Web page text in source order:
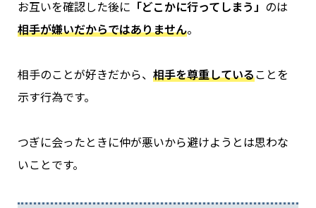
お互いを確認した後に 「どこかに行ってしまう」 のは
相手が嫌いだからではありません。
相手のことが好きだから、 相手を尊重していることを
示す行為です。
つぎに会ったときに仲が悪いから避けようとは思わな
いことです。